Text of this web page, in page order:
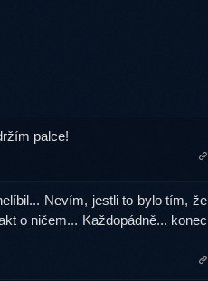
palce!
Nevím, jestli to bylo tím, že
o ničem... Každopádně... konec